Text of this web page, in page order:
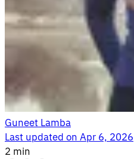
Guneet Lamba
Last updated onApr 6, 2026
2 min